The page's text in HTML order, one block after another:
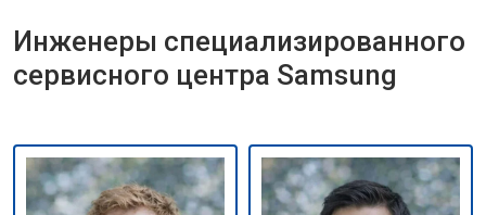
Инженеры специализированного
сервисного центра Samsung